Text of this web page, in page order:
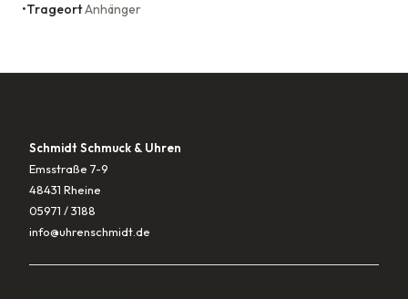
•TrageortAnhänger
Schmidt Schmuck & Uhren
Emsstraße 7-9
48431 Rheine
05971 / 3188
info@uhrenschmidt.de